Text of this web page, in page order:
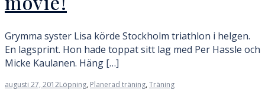
Grymma syster Lisa körde Stockholm triathlon i helgen.
En lagsprint. Hon hade toppat sitt lag med Per Hassle och
Micke Kaulanen. Häng […]
augusti 27, 2012Löpning, Planerad träning,Träning